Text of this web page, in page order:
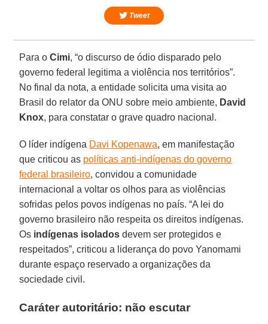
Tweet
Para oCimi, “o discurso de ódio disparado pelo
governo federal legitima a violência nos territórios”.
No final da nota, a entidade solicita uma visita ao
Brasil do relator da ONU sobre meio ambiente, David
Knox, para constatar o grave quadro nacional.
O líder indígena Davi Kopenawa, em manifestação
que criticou as políticas anti-indígenas do governo
federal brasileiro, convidou a comunidade
internacional a voltar os olhos para as violências
sofridas pelos povos indígenas no país. “A lei do
governo brasileiro não respeita os direitos indígenas.
Os indígenas isolados devem ser protegidos e
respeitados”, criticou a liderança do povo Yanomami
durante espaço reservado a organizações da
sociedade civil.
Caráter autoritário: não escutar